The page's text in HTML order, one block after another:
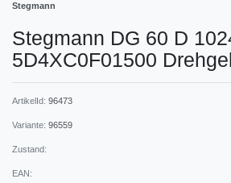
Stegmann
Stegmann DG 60 D
5D4XC0F01500
ArtikelId: 96473
Variante: 96559
Zustand:
EAN: